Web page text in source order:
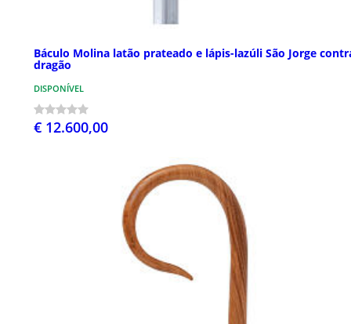
Báculo Molina latão prateado e lápis-lazúli São Jorge
dragão
DISPONÍVEL
€ 12.600,00